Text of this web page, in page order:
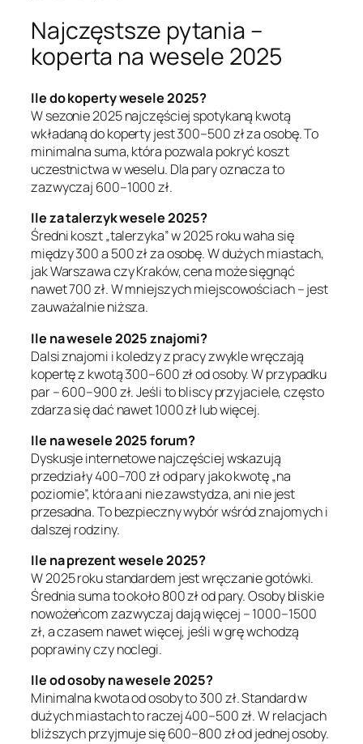
Najczęstsze pytania –
koperta na wesele 2025
Ile do koperty wesele 2025?
W sezonie 2025 najczęściej spotykaną kwotą
wkładaną do koperty jest 300–500 zł za osobę. To
minimalna suma, która pozwala pokryć koszt
uczestnictwa w weselu. Dla pary oznacza to
zazwyczaj 600–1000 zł.
Ile za talerzyk wesele 2025?
Średni koszt „talerzyka” w 2025 roku waha się
między 300 a 500 zł za osobę. W dużych miastach,
jak Warszawa czy Kraków, cena może sięgnąć
nawet 700 zł. W mniejszych miejscowościach – jest
zauważalnie niższa.
Ile na wesele 2025 znajomi?
Dalsi znajomi i koledzy z pracy zwykle wręczają
kopertę z kwotą 300–600 zł od osoby. W przypadku
par – 600–900 zł. Jeśli to bliscy przyjaciele, często
zdarza się dać nawet 1000 zł lub więcej.
Ile na wesele 2025 forum?
Dyskusje internetowe najczęściej wskazują
przedziały 400–700 zł od pary jako kwotę „na
poziomie”, która ani nie zawstydza, ani nie jest
przesadna. To bezpieczny wybór wśród znajomych i
dalszej rodziny.
Ile na prezent wesele 2025?
W 2025 roku standardem jest wręczanie gotówki.
Średnia suma to około 800 zł od pary. Osoby bliskie
nowożeńcom zazwyczaj dają więcej – 1000–1500
zł, a czasem nawet więcej, jeśli w grę wchodzą
poprawiny czy noclegi.
Ile od osoby na wesele 2025?
Minimalna kwota od osoby to 300 zł. Standard w
dużych miastach to raczej 400–500 zł. W relacjach
bliższych przyjmuje się 600–800 zł od jednej osoby.